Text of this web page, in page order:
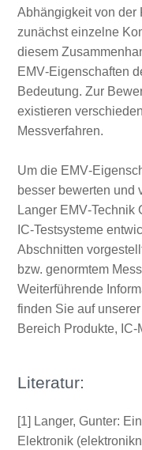
Abhängigkeit von der
zunächst einzelne
diesem
EMV‑Eigenschaften
Bedeutung. Zur
existieren
Messverfahren.
Um die
besser bewerten und
Langer
IC‑Testsysteme
Abschnitten
bzw. genormtem
Weiterführende
finden Sie auf
Bereich Produkte,
Literatur:
[1] Langer, Gunter:
Elektronik